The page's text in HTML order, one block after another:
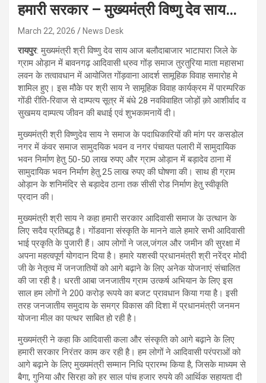
हमारी सरकार – मुख्यमंत्री विष्णु देव साय…
March 22, 2026 News Desk
रायपुर: मुख्यमंत्री श्री विष्णु देव साय आज बलौदाबाजार भाटापारा जिले के
ग्राम ओड़ान में बावनगढ़ आदिवासी ध्रुव गोंड़ समाज तुरतुरिया माता महासभा
लवन के तत्वावधान में आयोजित गोंड़वाना आदर्श सामूहिक विवाह समारोह मे
शामिल हुए। इस मौके पर श्री साय ने सामूहिक विवाह कार्यक्रम में पारम्परिक
गोंडी रीति-रिवाज से दाम्पत्य सूत्र में बंधे 28 नवविवाहित जोड़ों क़ो आशीर्वाद व
सुखमय दाम्पत्य जीवन की बधाई एवं शुभकामनायें दी।
मुख्यमंत्री श्री विष्णुदेव साय ने समाज के पदाधिकारियों की मांग पर कसडोल
नगर में कंवर समाज सामुदयिक भवन व नगर पंचायत पलारी में सामुदायिक
भवन निर्माण हेतु 50-50 लाख रुपए और ग्राम ओड़ान में बड़ादेव ठाना में
सामुदायिक भवन निर्माण हेतु 25 लाख रुपए की घोषणा की। साथ ही ग्राम
ओड़ान के शनिमंदिर से बड़ादेव ठाना तक सीसी रोड निर्माण हेतु स्वीकृति
प्रदान की।
मुख्यमंत्री श्री साय ने कहा हमारी सरकार आदिवासी समाज के उत्थान के
लिए सदैव प्रतिबद्ध है। गोंडवाना संस्कृति के मानने वाले हमारे सभी आदिवासी
भाई प्रकृति के पुजारी हैं। आप लोगों ने जल,जंगल और जमीन की सुरक्षा में
अपना महत्वपूर्ण योगदान दिया है। हमारे यशस्वी प्रधानमंत्री श्री नरेंद्र मोदी
जी के नेतृत्व में जनजातियों को आगे बढ़ाने के लिए अनेक योजनाएं संचालित
की जा रही है। धरती आबा जनजातीय ग्राम उत्कर्ष अभियान के लिए इस
साल हम लोगों ने 200 करोड़ रूपये का बजट प्रावधान किया गया है। इसी
तरह जनजातीय समुदाय के समग्र विकास की दिशा में प्रधानमंत्री जनमन
योजना मील का पत्थर साबित हो रही है।
मुख्यमंत्री ने कहा कि आदिवासी कला और संस्कृति को आगे बढ़ाने के लिए
हमारी सरकार निरंतर काम कर रही है। हम लोगों ने आदिवासी परंपराओं को
आगे बढ़ाने के लिए मुख्यमंत्री सम्मान निधि प्रारम्भ किया है, जिसके माध्यम से
बैगा, गुनिया और सिरहा को हर साल पांच हजार रुपये की आर्थिक सहायता दी